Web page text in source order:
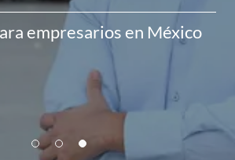
empresarios en México